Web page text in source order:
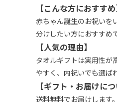
【こんな方におすすめ
赤ちゃん誕生のお祝いを
分けしたい方におすすめ
【人気の理由】
タオルギフトは実用性が
やすく、内祝いでも選ば
【ギフト・お届けにつ
送料無料でお届けします